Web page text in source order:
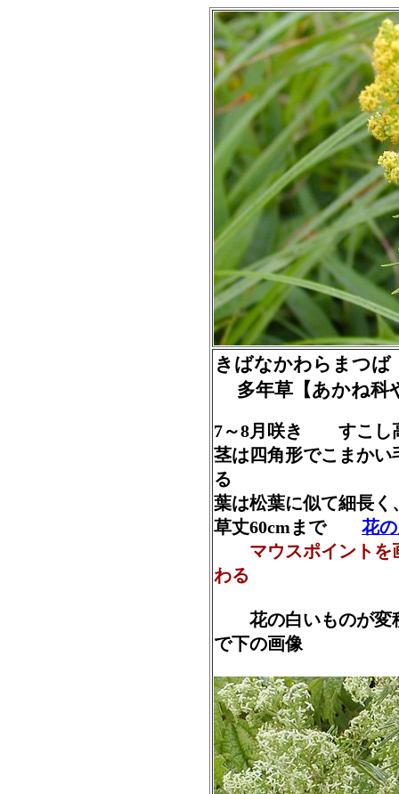
きばなかわらまつば
多年草【あかね
7～8月咲き すこし
茎は四角形でこまか
る
葉は松葉に似て細長く
草丈60cmまで 花
マウスポイント
わる
花の白いものが変
で下の画像